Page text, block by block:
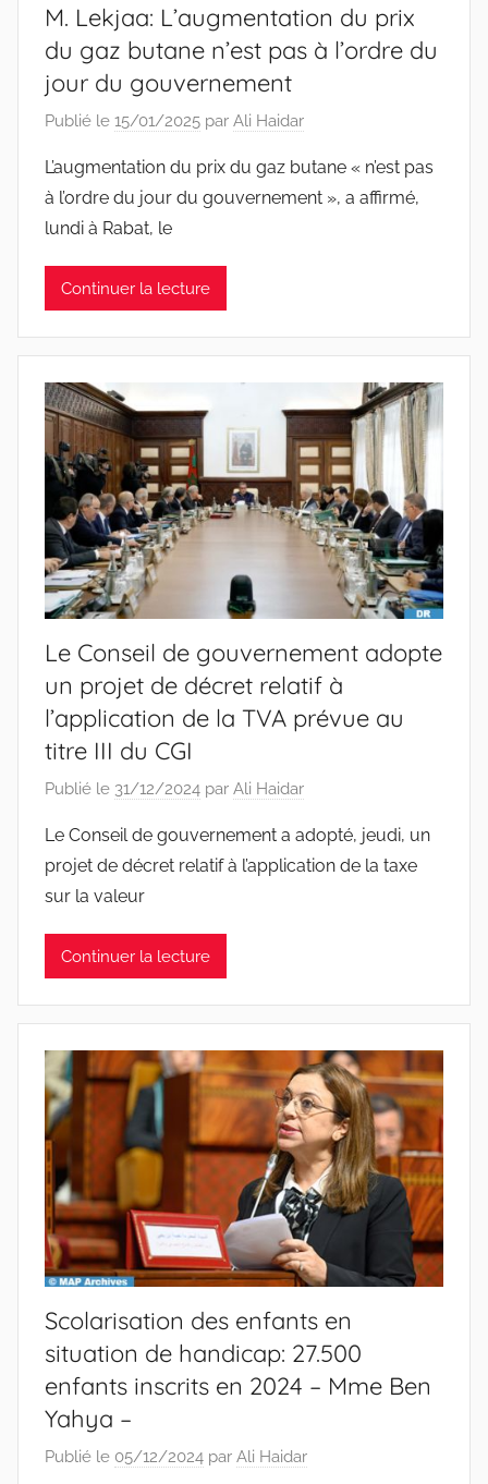
M. Lekjaa: L’augmentation du prix
du gaz butane n’est pas à l’ordre du
jour du gouvernement
Publié le 15/01/2025 par Ali Haidar
L’augmentation du prix du gaz butane « n’est pas
à l’ordre du jour du gouvernement », a affirmé,
lundi à Rabat, le
Continuer la lecture
Le Conseil de gouvernement adopte
un projet de décret relatif à
l’application de la TVA prévue au
titre III du CGI
Publié le 31/12/2024 par Ali Haidar
Le Conseil de gouvernement a adopté, jeudi, un
projet de décret relatif à l’application de la taxe
sur la valeur
Continuer la lecture
Scolarisation des enfants en
situation de handicap: 27.500
enfants inscrits en 2024 – Mme Ben
Yahya –
Publié le 05/12/2024 par Ali Haidar